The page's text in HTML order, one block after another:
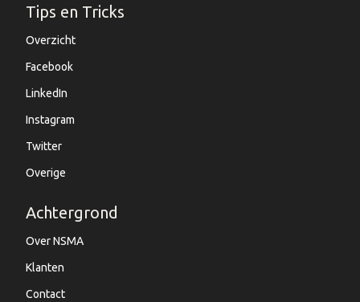
Tips en Tricks
Overzicht
Facebook
LinkedIn
Instagram
Twitter
Overige
Achtergrond
Over NSMA
Klanten
Contact